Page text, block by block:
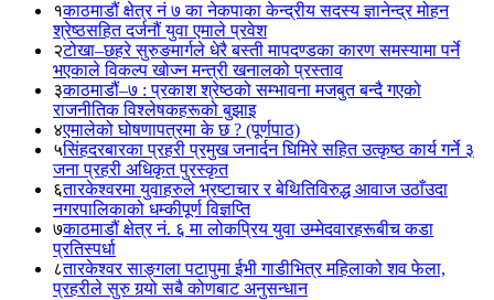
१काठमाडौं क्षेत्र नं ७ का नेकपाका केन्द्रीय सदस्य ज्ञानेन्द्र मोहन
श्रेष्ठसहित दर्जनौं युवा एमाले प्रवेश
२टोखा–छहरे सुरुङमार्गले धेरै बस्ती मापदण्डका कारण समस्यामा पर्ने
भएकाले विकल्प खोज्न मन्त्री खनालको प्रस्ताव
३काठमाडौं–७ : प्रकाश श्रेष्ठको सम्भावना मजबुत बन्दै गएको
राजनीतिक विश्लेषकहरूको बुझाइ
४एमालेको घोषणापत्रमा के छ ? (पूर्णपाठ)
५सिंहदरबारका प्रहरी प्रमुख जनार्दन घिमिरे सहित उत्कृष्ठ कार्य गर्ने ३
जना प्रहरी अधिकृत पुरस्कृत
६तारकेश्वरमा युवाहरुले भ्रष्टाचार र बेथितिविरुद्ध आवाज उठाँउदा
नगरपालिकाको धम्कीपूर्ण विज्ञप्ति
७काठमाडौं क्षेत्र नं. ६ मा लोकप्रिय युवा उम्मेदवारहरूबीच कडा
प्रतिस्पर्धा
८तारकेश्वर साङ्गला पटापुमा ईभी गाडीभित्र महिलाको शव फेला,
प्रहरीले सुरु गर्‍यो सबै कोणबाट अनुसन्धान